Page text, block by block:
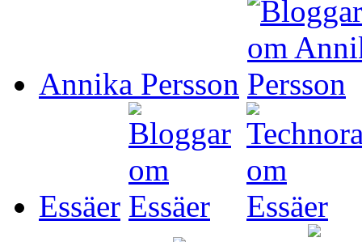
Annika Persson
Essäer